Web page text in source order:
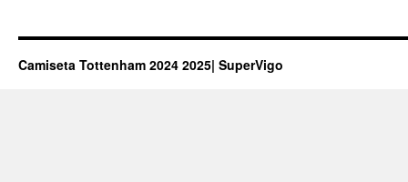
Camiseta Tottenham 2024 2025| SuperVigo